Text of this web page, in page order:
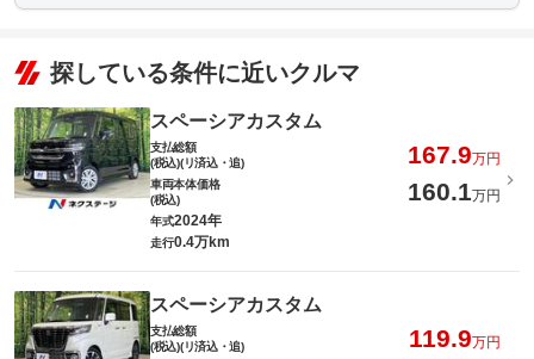
探している条件に近いクルマ
スペーシアカスタム
支払総額
(税込)(リ済込・追)
167.9万円
車両本体価格
(税込)
160.1万円
年式2024年
走行0.4万km
スペーシアカスタム
支払総額
(税込)(リ済込・追)
119.9万円